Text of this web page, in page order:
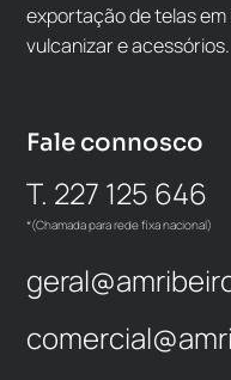
exportação de telas
vulcanizar e acessórios.
Fale connosco
T. 227 125 646
*(Chamada para rede fixa nacional)